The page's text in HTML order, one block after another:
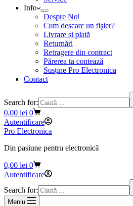
Info
Despre Noi
Cum descarc un fişier?
Livrare și plată
Returnări
Retragere din contract
Părerea ta contează
Susține Pro Electronica
Contact
Search for:
Coș
de
cumpărături
0,00 lei 0
Autentificare
Pro Electronica
Din pasiune pentru electronică
Coș
de
0,00 lei 0
Autentificare
Search for:
Meniu